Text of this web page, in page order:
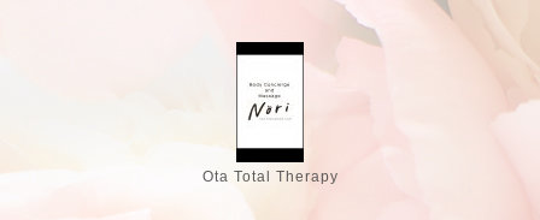
Ota Total Therapy